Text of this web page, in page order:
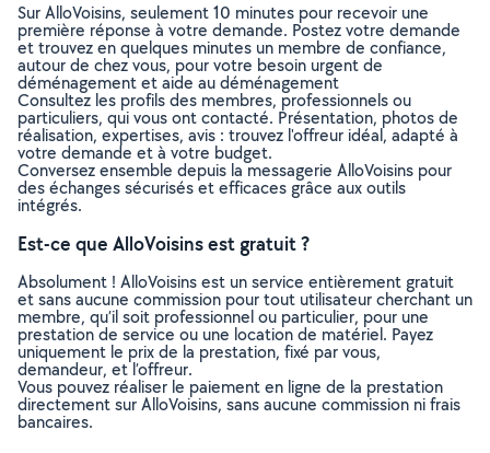
Sur AlloVoisins, seulement 10 minutes pour recevoir une
première réponse à votre demande. Postez votre demande
et trouvez en quelques minutes un membre de confiance,
autour de chez vous, pour votre besoin urgent de
déménagement et aide au déménagement
Consultez les profils des membres, professionnels ou
particuliers, qui vous ont contacté. Présentation, photos de
réalisation, expertises, avis : trouvez l'offreur idéal, adapté à
votre demande et à votre budget.
Conversez ensemble depuis la messagerie AlloVoisins pour
des échanges sécurisés et efficaces grâce aux outils
intégrés.
Est-ce que AlloVoisins est gratuit ?
Absolument ! AlloVoisins est un service entièrement gratuit
et sans aucune commission pour tout utilisateur cherchant un
membre, qu’il soit professionnel ou particulier, pour une
prestation de service ou une location de matériel. Payez
uniquement le prix de la prestation, fixé par vous,
demandeur, et l’offreur.
Vous pouvez réaliser le paiement en ligne de la prestation
directement sur AlloVoisins, sans aucune commission ni frais
bancaires.